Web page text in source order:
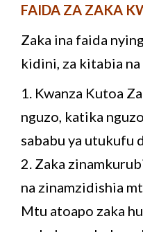
FAIDA ZA ZAKA
Zaka ina faida
kidini, za kitabia na
1. Kwanza Kutoa
nguzo, katika
sababu ya utukufu
2. Zaka
na zinamzidishia
Mtu atoapo zaka